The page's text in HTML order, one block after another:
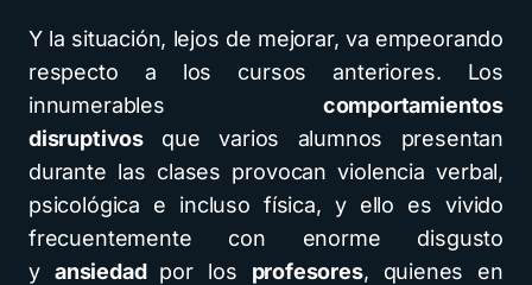
Y la situación, lejos de mejorar, va empeorando
respecto a los cursos anteriores. Los
innumerables comportamientos
disruptivos que varios alumnos presentan
durante las clases provocan violencia verbal,
psicológica e incluso física, y ello es vivido
frecuentemente con enorme disgusto
y ansiedad por los profesores, quienes en